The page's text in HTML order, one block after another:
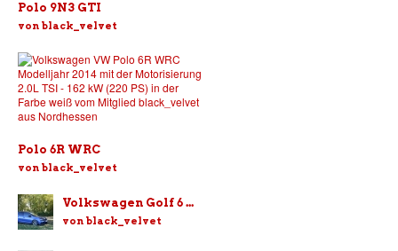
Polo 9N3 GTI
von black_velvet
Polo 6R WRC
von black_velvet
Volkswagen Golf 6 ...
von black_velvet